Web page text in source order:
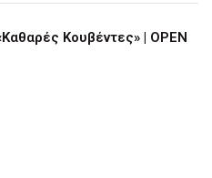
Κουβέντες» | OPEN